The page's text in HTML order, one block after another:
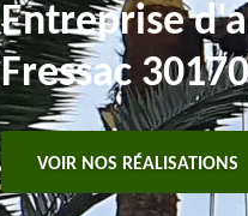
Entreprise
Fressac 30170
VOIR NOS RÉALISATIONS